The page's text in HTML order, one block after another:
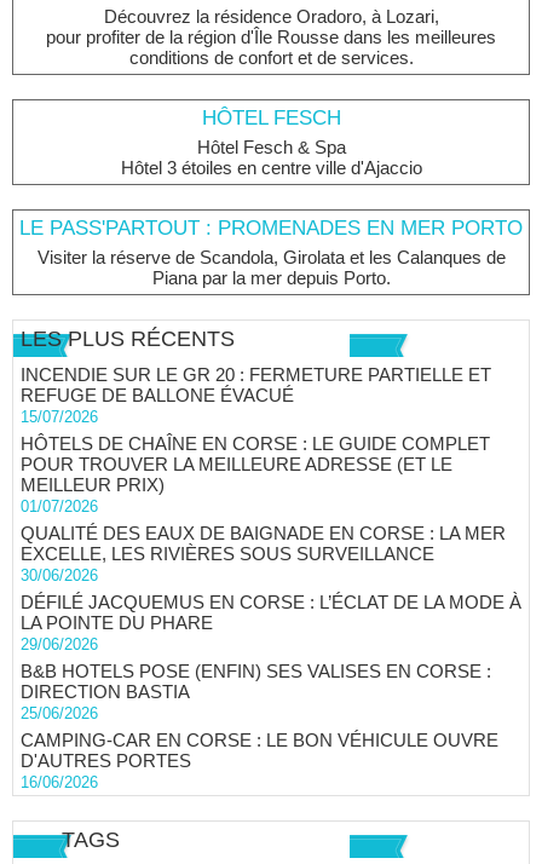
Découvrez la résidence Oradoro, à Lozari,
pour profiter de la région d'Île Rousse dans les meilleures
conditions de confort et de services.
HÔTEL FESCH
Hôtel Fesch & Spa
Hôtel 3 étoiles en centre ville d'Ajaccio
LE PASS'PARTOUT : PROMENADES EN MER PORTO
Visiter la réserve de Scandola, Girolata et les Calanques de
Piana par la mer depuis Porto.
LES PLUS RÉCENTS
INCENDIE SUR LE GR 20 : FERMETURE PARTIELLE ET
REFUGE DE BALLONE ÉVACUÉ
15/07/2026
HÔTELS DE CHAÎNE EN CORSE : LE GUIDE COMPLET
POUR TROUVER LA MEILLEURE ADRESSE (ET LE
MEILLEUR PRIX)
01/07/2026
QUALITÉ DES EAUX DE BAIGNADE EN CORSE : LA MER
EXCELLE, LES RIVIÈRES SOUS SURVEILLANCE
30/06/2026
DÉFILÉ JACQUEMUS EN CORSE : L’ÉCLAT DE LA MODE À
LA POINTE DU PHARE
29/06/2026
B&B HOTELS POSE (ENFIN) SES VALISES EN CORSE :
DIRECTION BASTIA
25/06/2026
CAMPING-CAR EN CORSE : LE BON VÉHICULE OUVRE
D'AUTRES PORTES
16/06/2026
TAGS